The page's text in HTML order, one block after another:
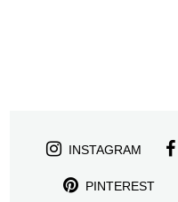
INSTAGRAM
PINTEREST